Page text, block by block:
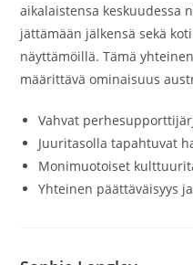
aikalaistensa keskuudessa
jättämään jälkensä sekä
näyttämöillä. Tämä
määrittävä ominaisuus
Vahvat
Juuritasolla tapahtuvat
Monimuotoiset
Yhteinen päättäväisyys